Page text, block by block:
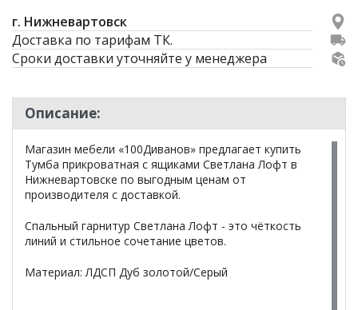
г. Нижневартовск
Доставка по тарифам ТК.
Сроки доставки уточняйте у менеджера
Описание:
Магазин мебели «100Диванов» предлагает купить
Тумба прикроватная с ящиками Светлана Лофт в
Нижневартовске по выгодным ценам от
производителя с доставкой.
Спальный гарнитур Светлана Лофт - это чёткость
линий и стильное сочетание цветов.
Материал: ЛДСП Дуб золотой/Серый